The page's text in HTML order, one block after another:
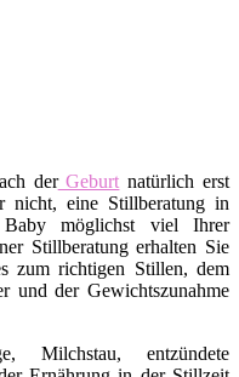
derGeburt natürlich erst
nicht, eine Stillberatung in
möglichst viel Ihrer
Stillberatung erhalten Sie
zum richtigen Stillen, dem
und der Gewichtszunahme
Milchstau, entzündete